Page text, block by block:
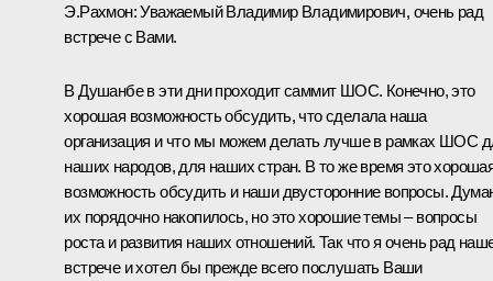
Э.Рахмон:Уважаемый Владимир Владимирович, очень рад
встрече с Вами.
В Душанбе в эти дни проходит саммит ШОС. Конечно, это
хорошая возможность обсудить, что сделала наша
организация и что мы можем делать лучше в рамках ШОС
наших народов, для наших стран. В то же время это
возможность обсудить и наши двусторонние вопросы.
их порядочно накопилось, но это хорошие темы – вопросы
роста и развития наших отношений. Так что я очень рад
встрече и хотел бы прежде всего послушать Ваши